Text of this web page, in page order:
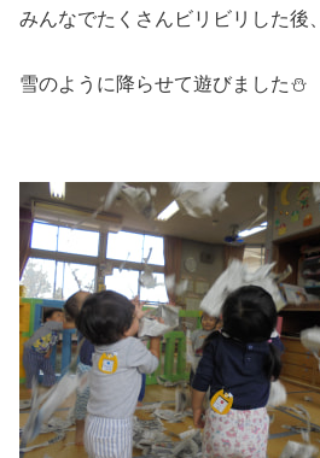
みんなでたくさんビリビリした後、
雪のように降らせて遊びました⛄